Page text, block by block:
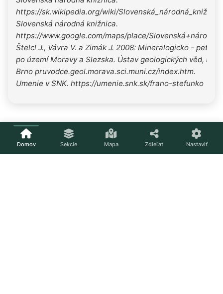
https://sk.wikipedia.org/wiki/Slovenská_národná_knižnica
Slovenská národná knižnica.
https://www.google.com/maps/place/
Štelcl J., Vávra V. a Zimák J. 2008: Mineralogicko -
po území Moravy a Slezska. Ústav geologických věd,
Brno pruvodce.geol.morava.sci.muni.cz/index.htm.
Umenie v SNK. https://umenie.snk.sk/frano-stefunko
Domov Sekcie Mapa Zdieľať Nastaviť